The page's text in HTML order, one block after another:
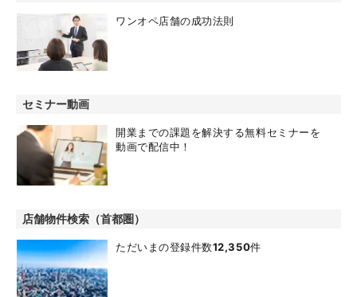
ワンオペ店舗の成功法則
セミナー動画
開業までの課題を解決する無料セミナーを
動画で配信中！
店舗物件検索（首都圏）
ただいまの登録件数12,350件